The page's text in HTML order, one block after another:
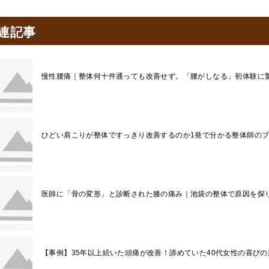
記事
慢性腰痛｜整体何十件通っても改善せず。「腰がしなる」初体験に
ひどい肩こりが整体ですっきり改善するのか1発で分かる整体師の
医師に「骨の変形」と診断された膝の痛み｜池袋の整体で原因を探
【事例】35年以上続いた頭痛が改善！諦めていた40代女性の喜びの